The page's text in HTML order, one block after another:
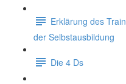
Erklärung des
der Selbstausbildung
Die 4 Ds